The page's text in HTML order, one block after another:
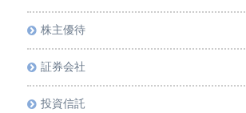
株主優待
証券会社
投資信託